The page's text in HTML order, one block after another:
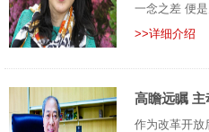
一念之差 便
>>详细介绍
高瞻远瞩 主
作为改革开放